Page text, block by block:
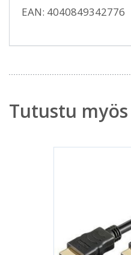
EAN: 4040849342776
Tutustu myös